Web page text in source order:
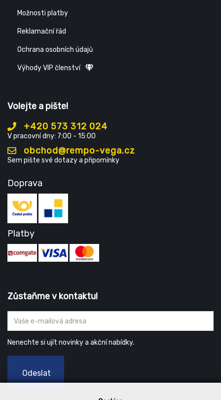
Možnosti platby
Reklamační řád
Ochrana osobních údajů
Výhody VIP členství
Volejte a pište!
+420 573 312 024
V pracovní dny: 7:00 - 15:00
obchod@rempo-vega.cz
Sem pište své dotazy a připomínky
Doprava
Platby
Zůstaňme v kontaktu!
Nenechte si ujít novinky a akční nabídky.
Odeslat